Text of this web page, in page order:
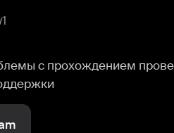
с прохождением